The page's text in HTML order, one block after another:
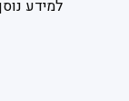
למידע